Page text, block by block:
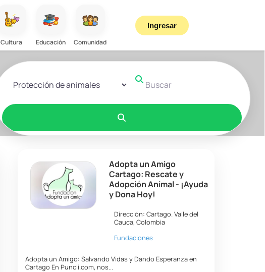
Cultura Educación Comunidad
Ingresar
Seleccionar el formulario de búsquedaBuscar
Adopta un Amigo
Cartago: Rescate y
Adopción Animal - ¡Ayuda
y Dona Hoy!
Dirección:Cartago.Valle del
Cauca,Colombia
Fundaciones
Adopta un Amigo: Salvando Vidas y Dando Esperanza en
Cartago En Puncli.com, nos...